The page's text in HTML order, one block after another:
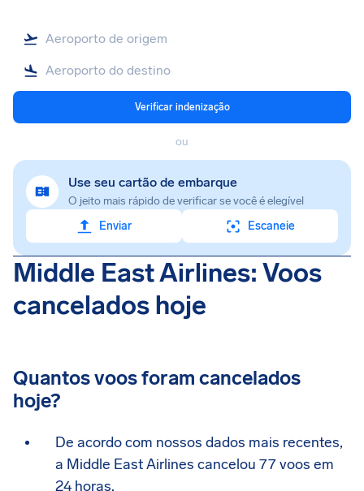
Verificar indenização
ou
Use seu cartão de embarque
O jeito mais rápido de verificar se você é elegível
Enviar
Escaneie
Middle East Airlines: Voos
cancelados hoje
Quantos voos foram cancelados
hoje?
De acordo com nossos dados mais recentes,
a Middle East Airlines cancelou 77 voos em
24 horas.